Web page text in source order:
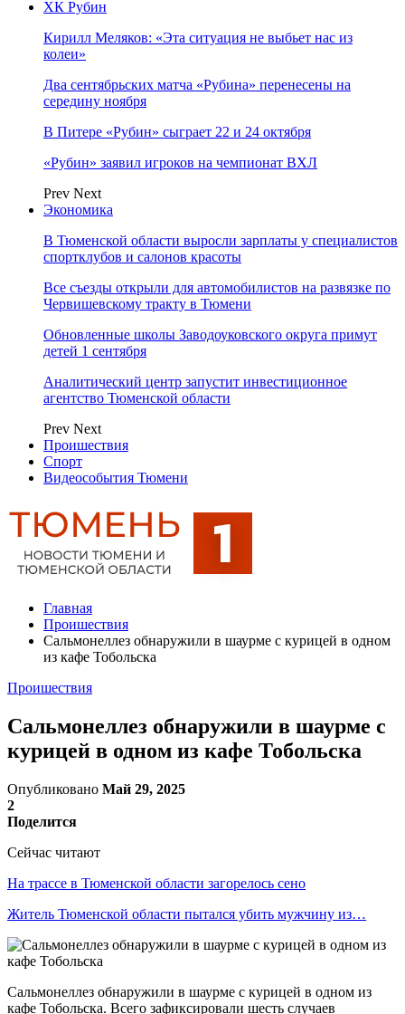
ХК Рубин
Кирилл Меляков: «Эта ситуация не выбьет нас из
колеи»
Два сентябрьских матча «Рубина» перенесены на
середину ноября
В Питере «Рубин» сыграет 22 и 24 октября
«Рубин» заявил игроков на чемпионат ВХЛ
Prev Next
Экономика
В Тюменской области выросли зарплаты у специалистов
спортклубов и салонов красоты
Все съезды открыли для автомобилистов на развязке по
Червишевскому тракту в Тюмени
Обновленные школы Заводоуковского округа примут
детей 1 сентября
Аналитический центр запустит инвестиционное
агентство Тюменской области
Prev Next
Проишествия
Спорт
Видеособытия Тюмени
Главная
Проишествия
Сальмонеллез обнаружили в шаурме с курицей в одном
из кафе Тобольска
Проишествия
Сальмонеллез обнаружили в шаурме с
курицей в одном из кафе Тобольска
Опубликовано Май 29, 2025
2
Поделится
Сейчас читают
На трассе в Тюменской области загорелось сено
Житель Тюменской области пытался убить мужчину из…
Сальмонеллез обнаружили в шаурме с курицей в одном из
кафе Тобольска. Всего зафиксировали шесть случаев